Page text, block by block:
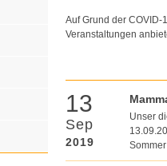
Auf Grund der
Veranstaltungen
13
Sep
2019
Unser